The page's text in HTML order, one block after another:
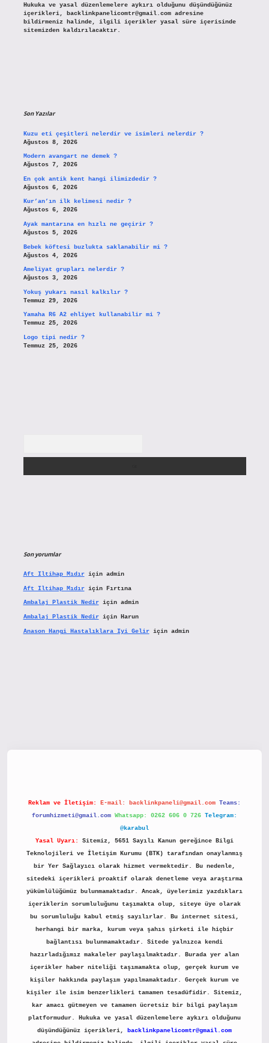
Hukuka ve yasal düzenlemelere aykırı olduğunu düşündüğünüz
içerikleri,
backlinkpanelicomtr@gmail.comadresine
bildirmeniz halinde, ilgili içerikler yasal süre içerisinde
sitemizden kaldırılacaktır.
Son Yazılar
Kuzu eti çeşitleri nelerdir ve isimleri nelerdir ?
Ağustos 8, 2026
Modern avangart ne demek ?
Ağustos 7, 2026
En çok antik kent hangi ilimizdedir ?
Ağustos 6, 2026
Kur’an’ın ilk kelimesi nedir ?
Ağustos 6, 2026
Ayak mantarına en hızlı ne geçirir ?
Ağustos 5, 2026
Bebek köftesi buzlukta saklanabilir mi ?
Ağustos 4, 2026
Ameliyat grupları nelerdir ?
Ağustos 3, 2026
Yokuş yukarı nasıl kalkılır ?
Temmuz 29, 2026
Yamaha R6 A2 ehliyet kullanabilir mi ?
Temmuz 25, 2026
Logo tipi nedir ?
Temmuz 25, 2026
Son yorumlar
Aft Iltihap Mıdıriçin admin
Aft Iltihap Mıdıriçin Fırtına
Ambalaj Plastik Nediriçin admin
Ambalaj Plastik Nediriçin Harun
Anason Hangi Hastalıklara Iyi Geliriçin admin
Reklam ve İletişim: E-mail: backlinkpaneli@gmail.com Teams:
forumhizmeti@gmail.com Whatsapp: 0262 606 0 726 Telegram:
@karabul
Yasal Uyarı:
Sitemiz, 5651 Sayılı Kanun gereğince Bilgi
Teknolojileri ve İletişim Kurumu (BTK) tarafından onaylanmış
bir Yer Sağlayıcı olarak hizmet vermektedir. Bu nedenle,
sitedeki içerikleri proaktif olarak denetleme veya araştırma
yükümlülüğümüz bulunmamaktadır. Ancak, üyelerimiz yazdıkları
içeriklerin sorumluluğunu taşımakta olup, siteye üye olarak
bu sorumluluğu kabul etmiş sayılırlar. Bu internet sitesi,
herhangi bir marka, kurum veya şahıs şirketi ile hiçbir
bağlantısı bulunmamaktadır. Sitede yalnızca kendi
hazırladığımız makaleler paylaşılmaktadır. Burada yer alan
içerikler haber niteliği taşımamakta olup, gerçek kurum ve
kişiler hakkında paylaşım yapılmamaktadır. Gerçek kurum ve
kişiler ile isim benzerlikleri tamamen tesadüfidir. Sitemiz,
kar amacı gütmeyen ve tamamen ücretsiz bir bilgi paylaşım
platformudur. Hukuka ve yasal düzenlemelere aykırı olduğunu
düşündüğünüz içerikleri,
backlinkpanelicomtr@gmail.com